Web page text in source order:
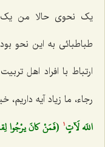
یک نحوی حالا من یک
طباطبائی به این نحو
ارتباط با افراد اهل
رجاء، ما زیاد آیه داریم،
اللَه لَآتٍ‌1
(فَمَنْ كانَ يرْجُوا